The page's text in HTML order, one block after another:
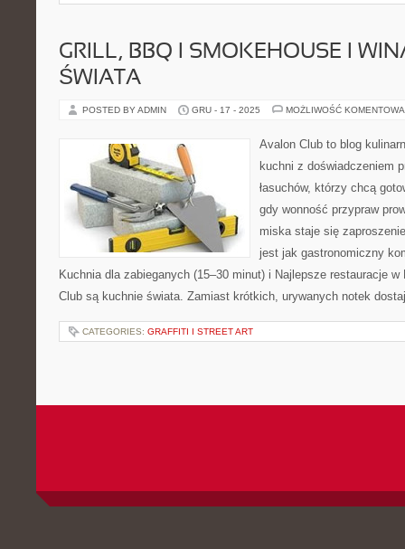
GRILL, BBQ I SMOKEHOUSE I
ŚWIATA
POSTED BY ADMIN GRU - 17 - 2025 MOŻLIWOŚĆ
Avalon Club to blog
kuchni z doświadczeniem
łasuchów, którzy chcą
gdy wonność przypraw
miska staje się
jest jak gastronomiczny
Kuchnia dla zabieganych (15–30 minut) i Najlepsze restauracje w
Club są kuchnie świata. Zamiast krótkich, urywanych notek
CATEGORIES: GRAFFITI I STREET ART